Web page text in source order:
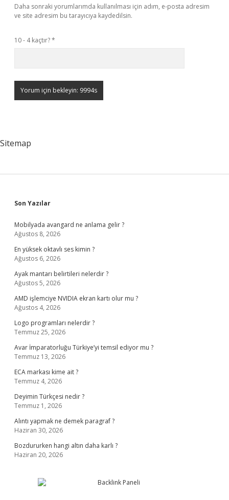
Daha sonraki yorumlarımda kullanılması için adım, e-posta adresim
ve site adresim bu tarayıcıya kaydedilsin.
10 - 4 kaçtır?*
Sitemap
Sidebar
Son Yazılar
Mobilyada avangard ne anlama gelir ?
Ağustos 8, 2026
En yüksek oktavlı ses kimin ?
Ağustos 6, 2026
Ayak mantarı belirtileri nelerdir ?
Ağustos 5, 2026
AMD işlemciye NVIDIA ekran kartı olur mu ?
Ağustos 4, 2026
Logo programları nelerdir ?
Temmuz 25, 2026
Avar İmparatorluğu Türkiye’yi temsil ediyor mu ?
Temmuz 13, 2026
ECA markası kime ait ?
Temmuz 4, 2026
Deyimin Türkçesi nedir ?
Temmuz 1, 2026
Alıntı yapmak ne demek paragraf ?
Haziran 30, 2026
Bozdururken hangi altın daha karlı ?
Haziran 20, 2026